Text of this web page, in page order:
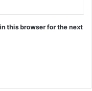
this browser for the next